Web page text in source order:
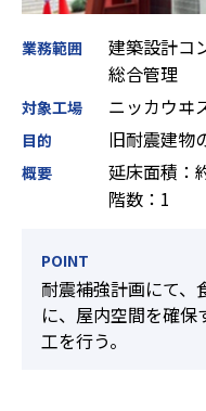
業務範囲
建築設計コ
総合管理
対象工場 ニッカウヰ
目的 旧耐震建物
概要 延床面積：
階数：1
POINT
耐震補強計画にて、
に、屋内空間を確
工を行う。